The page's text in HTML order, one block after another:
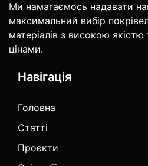
Ми намагаємось надавати
максимальний вибір
матеріалів з високою
цінами.
Навігація
Головна
Статті
Проєкти